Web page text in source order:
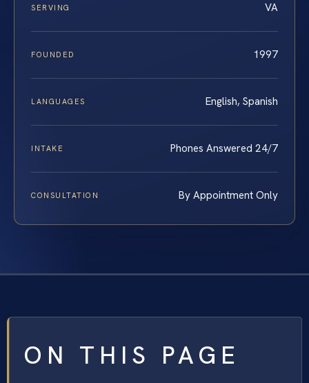
SERVING VA
FOUNDED 1997
LANGUAGES English, Spanish
INTAKE Phones Answered 24/7
CONSULTATION By Appointment Only
ON THIS PAGE